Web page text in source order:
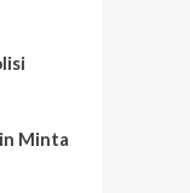
Minta